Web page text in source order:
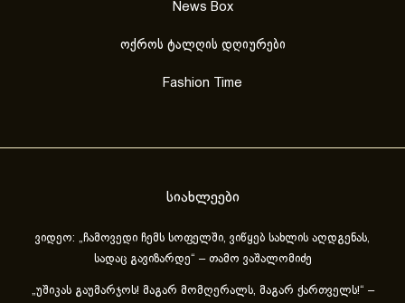
News Box
ოქროს ტალღის დღიურები
Fashion Time
სიახლეები
ვიდეო: „ჩამოვედი ჩემს სოფელში, ვიწყებ სახლის აღდგენას,
სადაც გავიზარდე“ – თამო ვაშალომიძე
„უშიკას გაუმარჯოს! მაგარ მომღერალს, მაგარ ქართველს!“ –